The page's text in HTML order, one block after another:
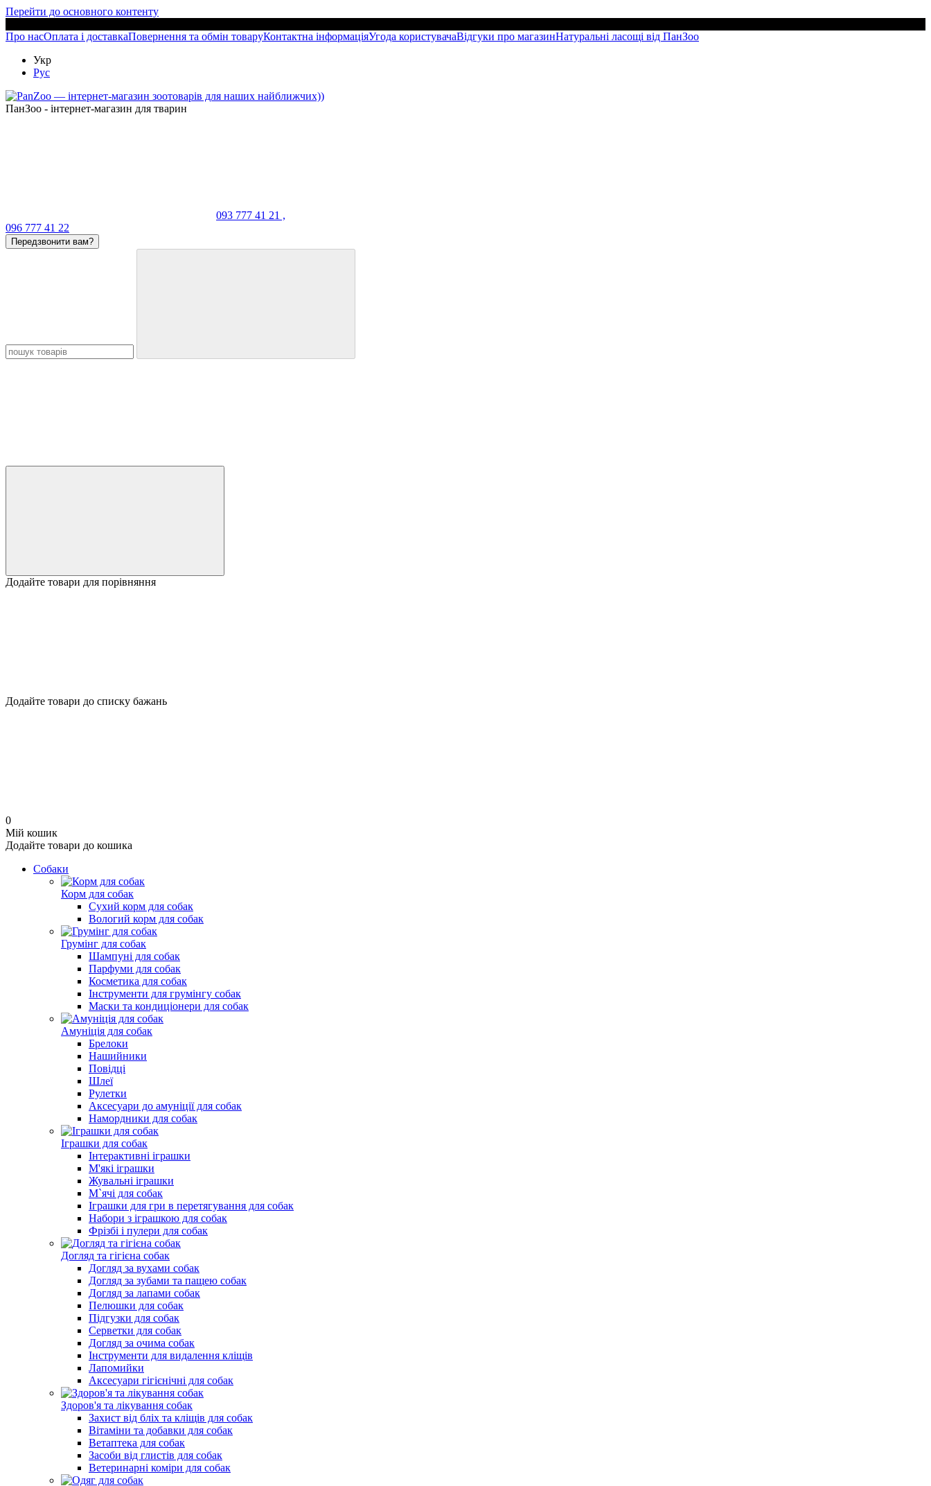
Перейти до основного контенту
Про насОплата і доставкаПовернення та обмін товаруКонтактна інформаціяУгода користувачаВідгуки про магазинНатуральні ласощі від ПанЗоо
Укр
Рус
ПанЗоо - інтернет-магазин для тварин
093 777 41 21 ,
096 777 41 22
Передзвонити вам?
Додайте товари для порівняння
Додайте товари до списку бажань
0
Мій кошик
Додайте товари до кошика
Собаки
Корм для собак
Сухий корм для собак
Вологий корм для собак
Грумінг для собак
Шампуні для собак
Парфуми для собак
Косметика для собак
Інструменти для грумінгу собак
Маски та кондиціонери для собак
Амуніція для собак
Брелоки
Нашийники
Повідці
Шлеї
Рулетки
Аксесуари до амуніції для собак
Намордники для собак
Іграшки для собак
Інтерактивні іграшки
М'які іграшки
Жувальні іграшки
М`ячі для собак
Іграшки для гри в перетягування для собак
Набори з іграшкою для собак
Фрізбі і пулери для собак
Догляд та гігієна собак
Догляд за вухами собак
Догляд за зубами та пащею собак
Догляд за лапами собак
Пелюшки для собак
Підгузки для собак
Серветки для собак
Догляд за очима собак
Інструменти для видалення кліщів
Лапомийки
Аксесуари гігієнічні для собак
Здоров'я та лікування собак
Захист від бліх та кліщів для собак
Вітаміни та добавки для собак
Ветаптека для собак
Засоби від глистів для собак
Ветеринарні коміри для собак